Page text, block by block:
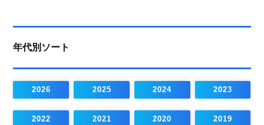
年代別ソート
2026 2025 2024 2023
2022 2021 2020 2019